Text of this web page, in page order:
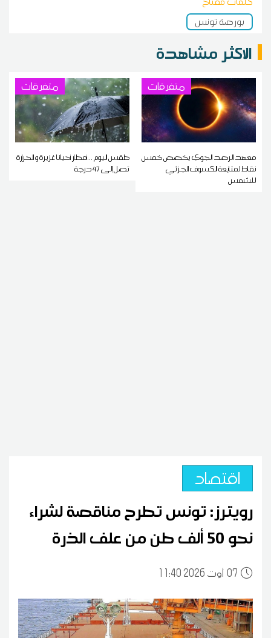
بورصة تونس
الاكثر مشاهدة
متفرقات
معهد الرصد الجوي يخصص خمس
نقاط لمتابعة الكسوف الجزئي
للشمس
متفرقات
طقس اليوم ...أمطار أحيانا غزيرة و الحرارة
تصل إلى 47 درجة
اقتصاد
رويترز: تونس تطرح مناقصة لشراء
نحو 50 ألف طن من علف الذرة
0711:40 2026 أوت